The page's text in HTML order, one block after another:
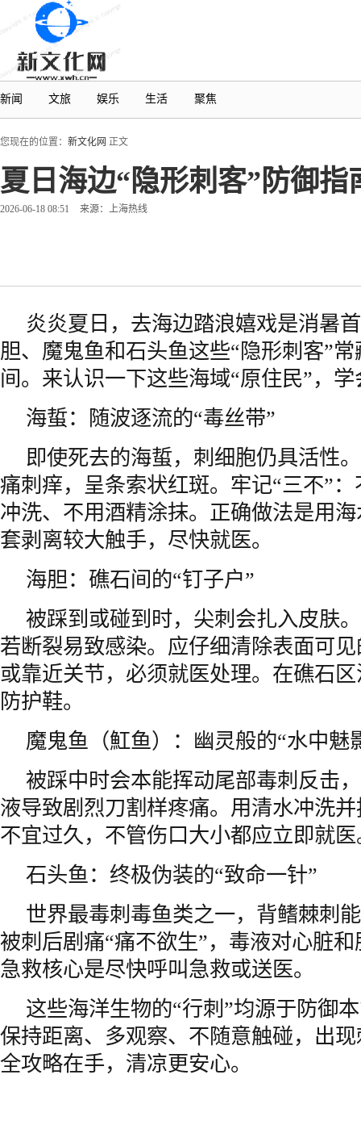
新闻 文旅 娱乐 生活 聚焦
您现在的位置： 新文化网 正文
夏日海边“隐形刺客”防御
2026-06-18 08:51 来源：上海热线
炎炎夏日，去海边踏浪嬉戏是消暑
胆、魔鬼鱼和石头鱼这些“隐形刺客”
间。来认识一下这些海域“原住民”，
海蜇：随波逐流的“毒丝带”
即使死去的海蜇，刺细胞仍具活性
痛刺痒，呈条索状红斑。牢记“三不”
冲洗、不用酒精涂抹。正确做法是用
套剥离较大触手，尽快就医。
海胆：礁石间的“钉子户”
被踩到或碰到时，尖刺会扎入皮肤
若断裂易致感染。应仔细清除表面可
或靠近关节，必须就医处理。在礁石
防护鞋。
魔鬼鱼（魟鱼）：幽灵般的“水中魅
被踩中时会本能挥动尾部毒刺反击
液导致剧烈刀割样疼痛。用清水冲洗
不宜过久，不管伤口大小都应立即就医
石头鱼：终极伪装的“致命一针”
世界最毒刺毒鱼类之一，背鳍棘刺
被刺后剧痛“痛不欲生”，毒液对心脏
急救核心是尽快呼叫急救或送医。
这些海洋生物的“行刺”均源于防御
保持距离、多观察、不随意触碰，出
全攻略在手，清凉更安心。